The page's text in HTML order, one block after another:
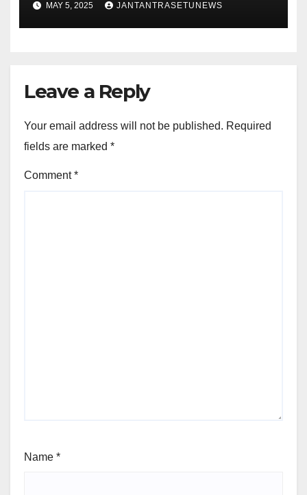
MAY 5, 2025 JANTANTRASETUNEWS
Leave a Reply
Your email address will not be published. Required
fields are marked *
Comment*
Name *